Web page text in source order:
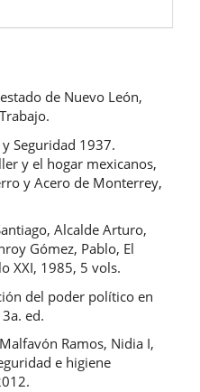
de Nuevo León,
Seguridad 1937.
y el hogar mexicanos,
y Acero de Monterrey,
Alcalde Arturo,
Gómez, Pablo, El
XXI, 1985, 5 vols.
del poder político en
ed.
Ramos, Nidia I,
e higiene